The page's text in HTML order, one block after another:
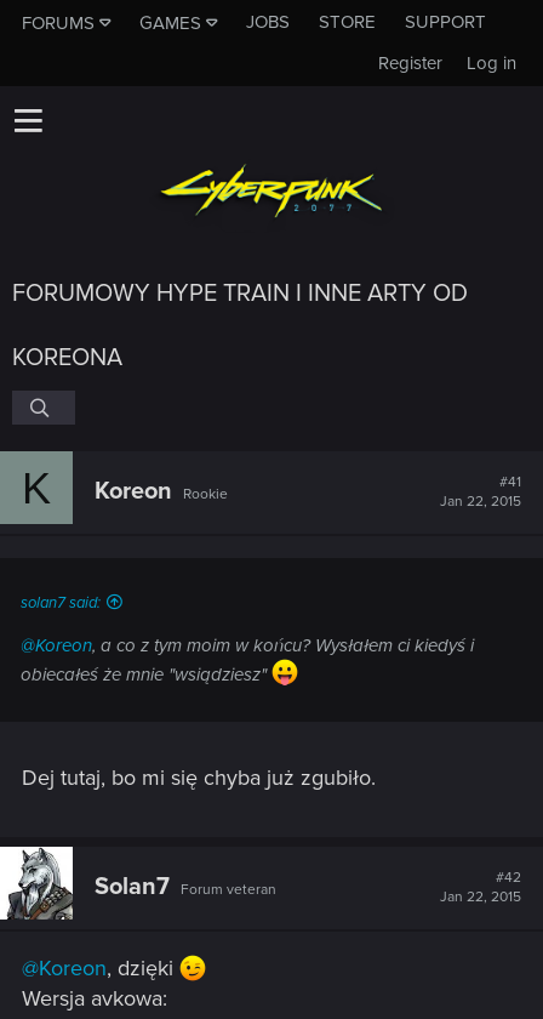
FORUMS GAMES JOBS STORE
SUPPORT
Log in
Register
FORUMOWY HYPE TRAIN I INNE ARTY OD
KOREONA
K Koreon Rookie
#41
Jan 22, 2015
solan7 said:
@Koreon, a co z tym moim w końcu? Wysłałem ci kiedyś i
obiecałeś że mnie "wsiądziesz"
Dej tutaj, bo mi się chyba już zgubiło.
Solan7 Forum veteran
#42
Jan 22, 2015
@Koreon, dzięki
Wersja avkowa: